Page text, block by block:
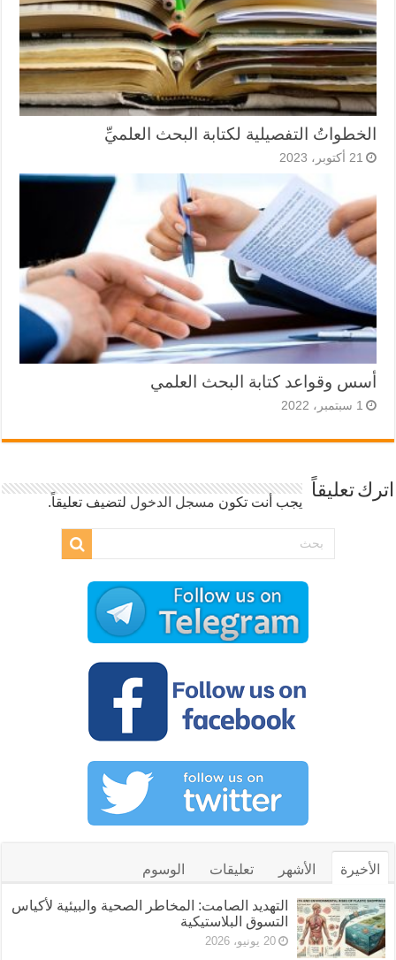
الخطواتُ التفصيلية لكتابة البحث العلميِّ
21 أكتوبر، 2023
أسس وقواعد كتابة البحث العلمي
1 سبتمبر، 2022
اترك تعليقاً
يجب أنت تكون مسجل الدخول لتضيف تعليقاً.
الأخيرة الأشهر تعليقات الوسوم
التهديد الصامت: المخاطر الصحية والبيئية لأكياس
التسوق البلاستيكية
20 يونيو، 2026